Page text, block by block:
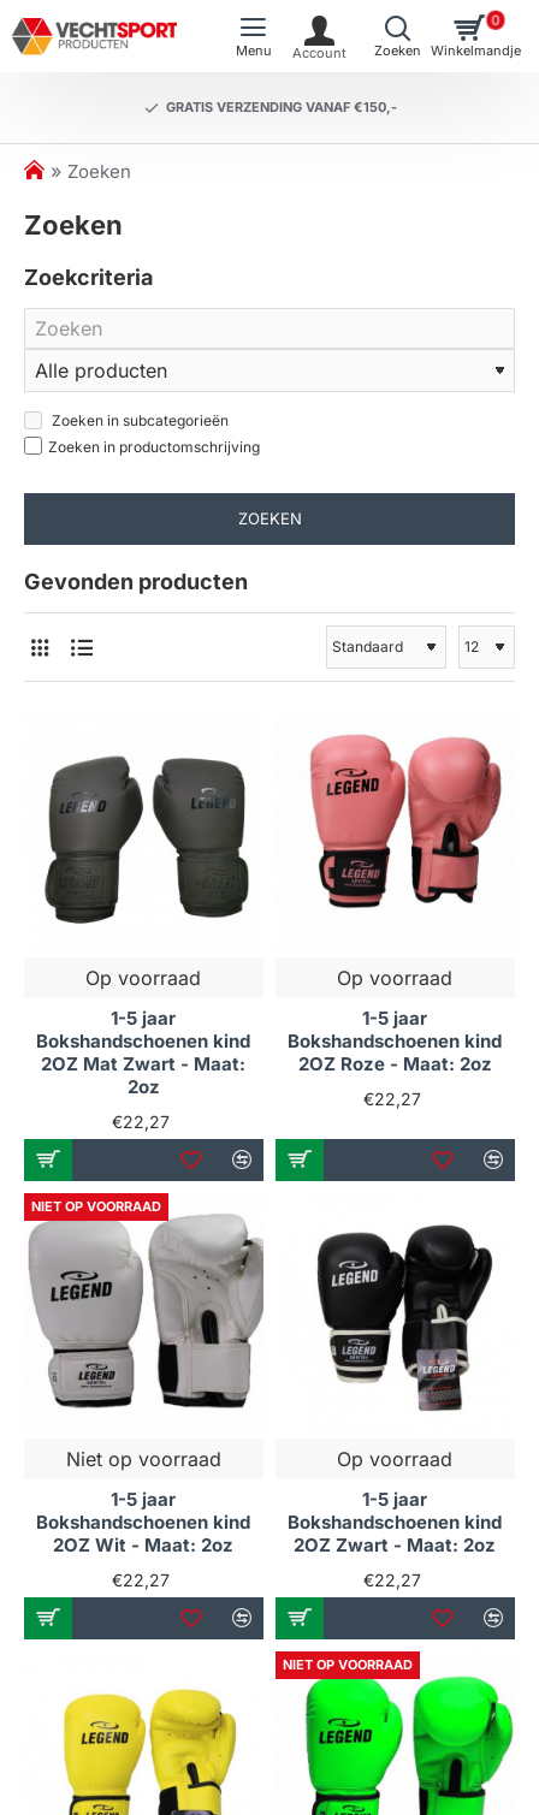
GRATIS VERZENDING VANAF €150,-
0
h
m
Zoeken
Zoeken
Zoekcriteria
Zoeken in subcategorieën
Zoeken in productomschrijving
ZOEKEN
Gevonden producten
Op voorraad
1-5 jaar
Bokshandschoenen kind
2OZ Mat Zwart - Maat:
2oz
€22,27
Op voorraad
1-5 jaar
Bokshandschoenen kind
2OZ Roze - Maat: 2oz
€22,27
NIET OP VOORRAAD
Niet op voorraad
1-5 jaar
Bokshandschoenen kind
2OZ Wit - Maat: 2oz
€22,27
Op voorraad
1-5 jaar
Bokshandschoenen kind
2OZ Zwart - Maat: 2oz
€22,27
NIET OP VOORRAAD